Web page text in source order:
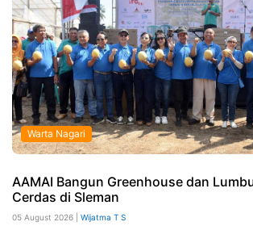
Warta Nagari
AAMAI Bangun Greenhouse dan
Cerdas di Sleman
05 August 2026 | Wijatma T S